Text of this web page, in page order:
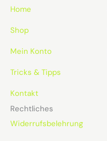
Home
Shop
Mein Konto
Tricks & Tipps
Kontakt
Rechtliches
Widerrufsbelehrung